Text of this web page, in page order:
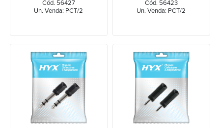
Cód. 56427
Un. Venda: PCT/2
Cód. 56423
Un. Venda: PCT/2